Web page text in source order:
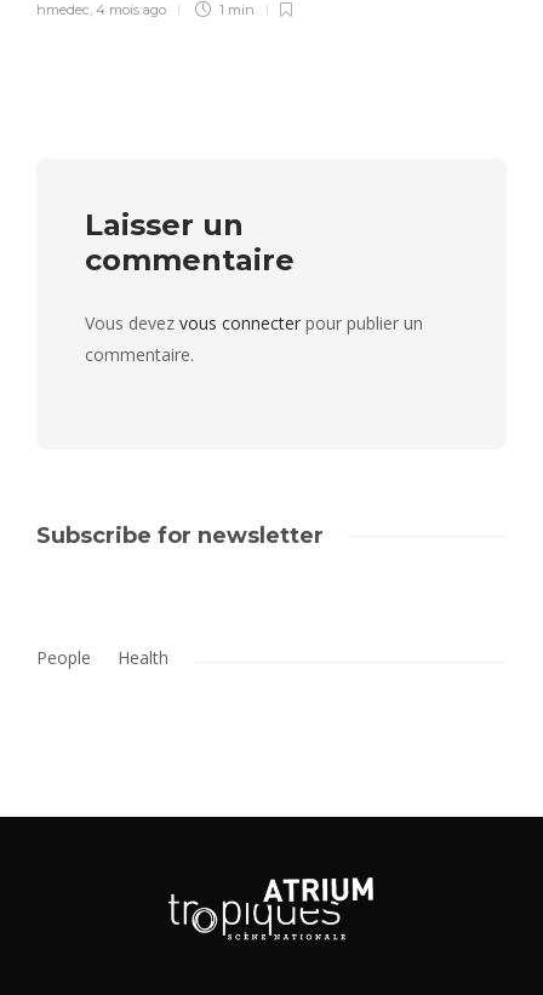
hmedec, 4 mois ago 1 min
Laisser un
commentaire
Vous devez vous connecter pour publier un
commentaire.
Subscribe for newsletter
People Health